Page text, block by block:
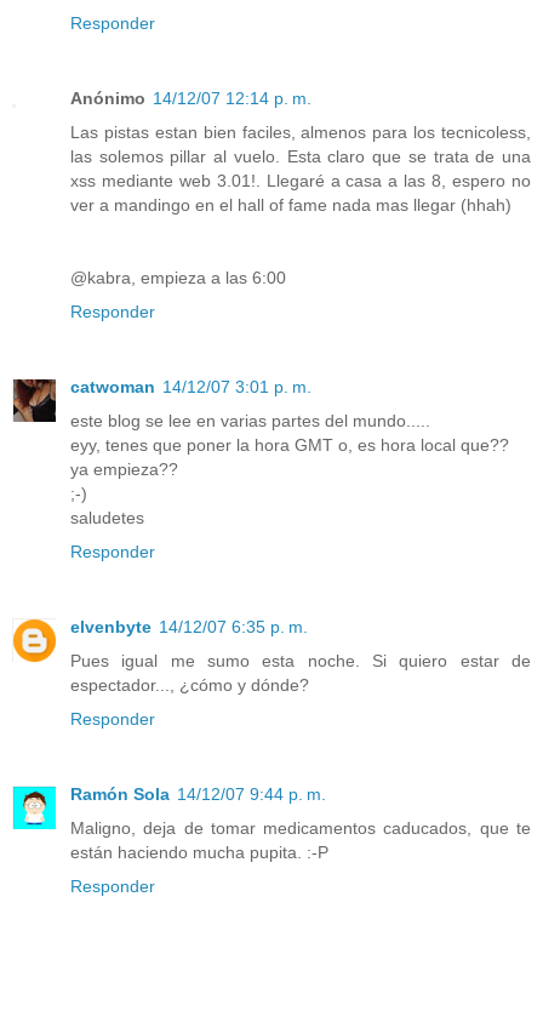
Responder
Anónimo 14/12/07 12:14 p. m.
Las pistas estan bien faciles, almenos para los tecnicoless,
las solemos pillar al vuelo. Esta claro que se trata de una
xss mediante web 3.01!. Llegaré a casa a las 8, espero no
ver a mandingo en el hall of fame nada mas llegar (hhah)
@kabra, empieza a las 6:00
Responder
catwoman 14/12/07 3:01 p. m.
este blog se lee en varias partes del mundo.....
eyy, tenes que poner la hora GMT o, es hora local que??
ya empieza??
;-)
saludetes
Responder
elvenbyte 14/12/07 6:35 p. m.
Pues igual me sumo esta noche. Si quiero estar de
espectador..., ¿cómo y dónde?
Responder
Ramón Sola 14/12/07 9:44 p. m.
Maligno, deja de tomar medicamentos caducados, que te
están haciendo mucha pupita. :-P
Responder